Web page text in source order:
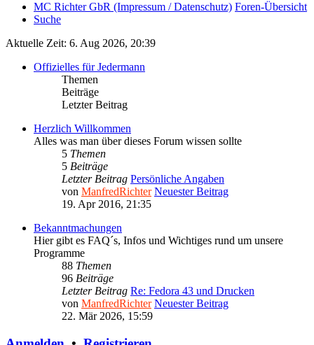
MC Richter GbR (Impressum / Datenschutz) Foren-Übersicht
Suche
Aktuelle Zeit: 6. Aug 2026, 20:39
Offizielles für Jedermann
Themen
Beiträge
Letzter Beitrag
Herzlich Willkommen
Alles was man über dieses Forum wissen sollte
5 Themen
5 Beiträge
Letzter Beitrag Persönliche Angaben
von ManfredRichter Neuester Beitrag
19. Apr 2016, 21:35
Bekanntmachungen
Hier gibt es FAQ´s, Infos und Wichtiges rund um unsere
Programme
88 Themen
96 Beiträge
Letzter Beitrag Re: Fedora 43 und Drucken
von ManfredRichter Neuester Beitrag
22. Mär 2026, 15:59